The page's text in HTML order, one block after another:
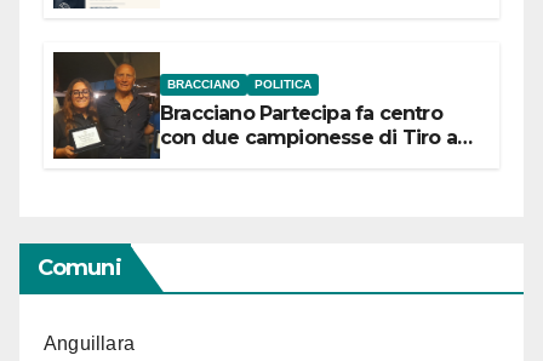
BRACCIANO POLITICA
Bracciano Partecipa fa centro
con due campionesse di Tiro a
Comuni
Anguillara